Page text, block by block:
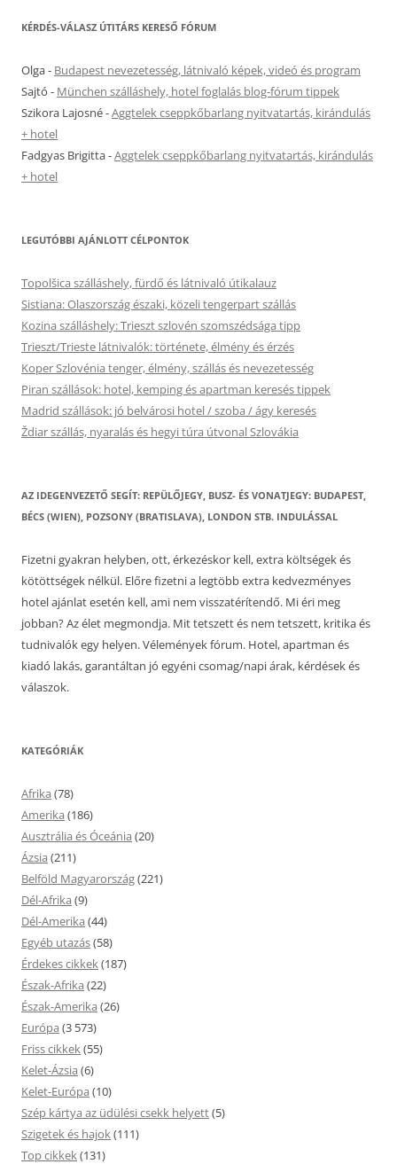
KÉRDÉS-VÁLASZ ÚTITÁRS KERESŐ FÓRUM
Olga- Budapest nevezetesség, látnivaló képek, videó és program
Sajtó - München szálláshely, hotel foglalás blog-fórum tippek
Szikora Lajosné-Aggtelek cseppkőbarlang nyitvatartás, kirándulás
+ hotel
Fadgyas Brigitta-Aggtelek cseppkőbarlang nyitvatartás, kirándulás
+ hotel
LEGUTÓBBI AJÁNLOTT CÉLPONTOK
Topolšica szálláshely, fürdő és látnivaló útikalauz
Sistiana: Olaszország északi, közeli tengerpart szállás
Kozina szálláshely: Trieszt szlovén szomszédsága tipp
Trieszt/Trieste látnivalók: története, élmény és érzés
Koper Szlovénia tenger, élmény, szállás és nevezetesség
Piran szállások: hotel, kemping és apartman keresés tippek
Madrid szállások: jó belvárosi hotel / szoba / ágy keresés
Ždiar szállás, nyaralás és hegyi túra útvonal Szlovákia
AZ IDEGENVEZETŐ SEGÍT: REPÜLŐJEGY, BUSZ- ÉS VONATJEGY: BUDAPEST,
BÉCS (WIEN), POZSONY (BRATISLAVA), LONDON STB. INDULÁSSAL
Fizetni gyakran helyben, ott, érkezéskor kell, extra költségek és
kötöttségek nélkül. Előre fizetni a legtöbb extra kedvezményes
hotel ajánlat esetén kell, ami nem visszatérítendő. Mi éri meg
jobban? Az élet megmondja. Mit tetszett és nem tetszett, kritika és
tudnivalók egy helyen. Vélemények fórum. Hotel, apartman és
kiadó lakás, garantáltan jó egyéni csomag/napi árak, kérdések és
válaszok.
KATEGÓRIÁK
Afrika (78)
Amerika (186)
Ausztrália és Óceánia (20)
Ázsia (211)
Belföld Magyarország(221)
Dél-Afrika (9)
Dél-Amerika (44)
Egyéb utazás(58)
Érdekes cikkek(187)
Észak-Afrika (22)
Észak-Amerika (26)
Európa (3 573)
Friss cikkek(55)
Kelet-Ázsia (6)
Kelet-Európa (10)
Szép kártya az üdülési csekk helyett(5)
Szigetek és hajok(111)
Top cikkek(131)